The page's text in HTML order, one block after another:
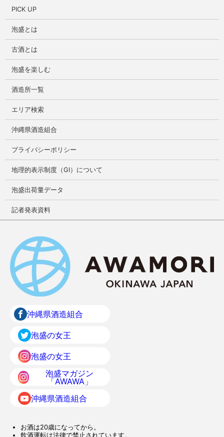
PICK UP
泡盛とは
古酒とは
泡盛を楽しむ
酒造所一覧
エリア検索
沖縄県酒造組合
プライバシーポリシー
地理的表示制度（GI）について
泡盛出荷量データ
記者発表資料
沖縄県酒造組合
泡盛の女王
泡盛の女王
泡盛マガジン
「AWAWA」
沖縄県酒造組合
お酒は20歳になってから。
飲酒運転は法律で禁止されています。